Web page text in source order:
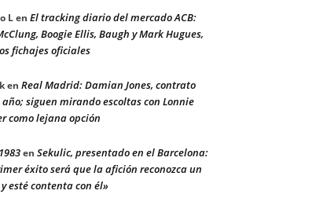
Len El tracking diario del mercado ACB:
Boogie Ellis, Baugh y Mark Hugues,
fichajes oficiales
en Real Madrid: Damian Jones, contrato
siguen mirando escoltas con Lonnie
como lejana opción
en Sekulic, presentado en el Barcelona:
éxito será que la afición reconozca un
esté contenta con él»